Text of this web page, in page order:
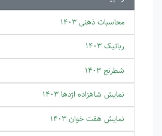
محاسبات ذهنی 1403
رباتیک 1403
شطرنج 1403
نمایش شاهزاده اژدها 1403
نمایش هفت خوان 1403